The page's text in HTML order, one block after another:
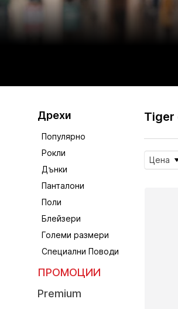
Дрехи
Популярно
Рокли
Дънки
Панталони
Поли
Блейзери
Големи размери
Специални Поводи
ПРОМОЦИИ
Premium
Tiger
Цена